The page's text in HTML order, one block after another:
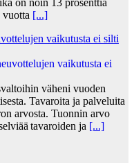
on noin 13 prosenttia
vuotta [...]
vaikutusta ei silti
väheni vuoden
Tavaroita ja palveluita
arvosta. Tuonnin arvo
tavaroiden ja [...]